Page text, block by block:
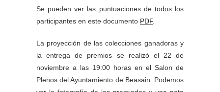
Se pueden ver las puntuaciones de todos los
participantes en este documento PDF.
La proyección de las colecciones ganadoras y
la entrega de premios se realizó el 22 de
noviembre a las 19:00 horas en el Salon de
Plenos del Ayuntamiento de Beasain. Podemos